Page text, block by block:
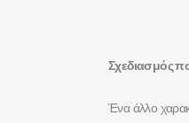
Σχεδιασμός
Ένα άλλο